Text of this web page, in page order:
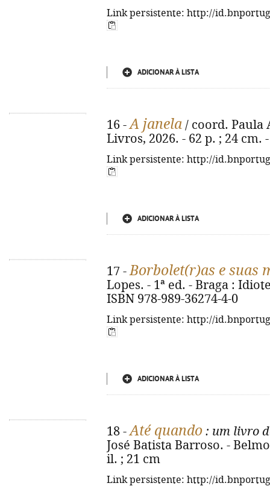
Link persistente: http://
ADICIONAR À LISTA
16 -A janela / coord. Paula
Livros, 2026. - 62 p. ; 24 cm.
Link persistente: http://
ADICIONAR À LISTA
17 -Borbolet(r)as e suas
Lopes. - 1ª ed. - Braga :
ISBN 978-989-36274-4-0
Link persistente: http://
ADICIONAR À LISTA
18 -Até quando : um livro
José Batista Barroso. -
il. ; 21 cm
Link persistente: http://